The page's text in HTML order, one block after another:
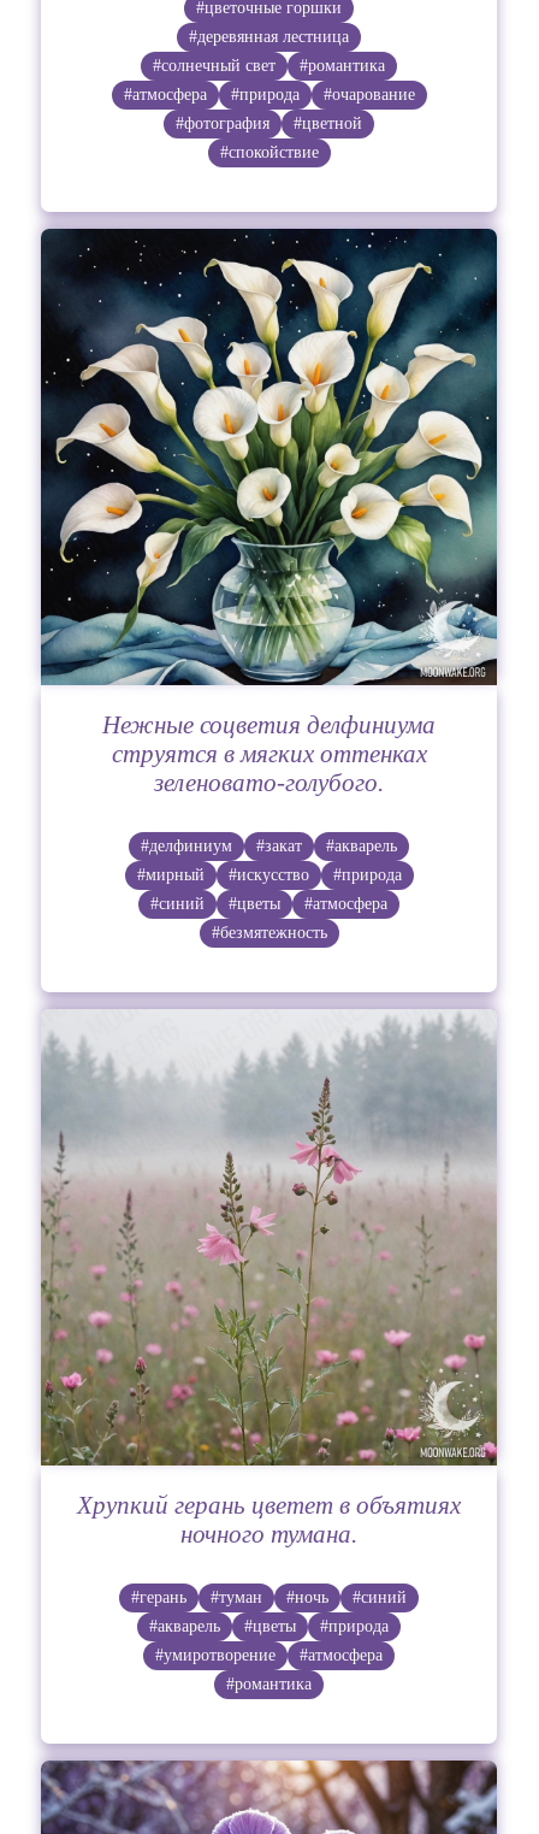
#цветочные горшки
#деревянная лестница
#солнечный свет
#романтика
#атмосфера
#природа
#очарование
#фотография
#цветной
#спокойствие
Нежные соцветия делфиниума
струятся в мягких оттенках
зеленовато-голубого.
#делфиниум #закат
#акварель
#мирный
#искусство
#природа
#синий
#цветы
#атмосфера
#безмятежность
Хрупкий герань цветет в объятиях
ночного тумана.
#герань #туман #ночь
#синий
#акварель
#цветы
#природа
#умиротворение
#атмосфера
#романтика